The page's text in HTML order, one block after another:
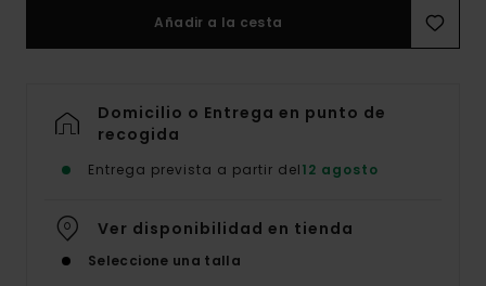
Añadir a la cesta
Domicilio o Entrega en punto de
recogida
Entrega prevista a partir del12 agosto
Ver disponibilidad en tienda
Seleccione una talla